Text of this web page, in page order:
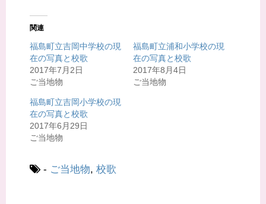
t
t
e
r
で
共
有
新
し
い
ウ
ィ
ン
開
き
共
有
す
る
に
ッ
ク
し
て
く
新
し
関連
福島町立吉岡中学校の現
在の写真と校歌
2017年7月2日
ご当地物
福島町立浦和小学校の現
在の写真と校歌
2017年8月4日
ご当地物
福島町立吉岡小学校の現
在の写真と校歌
2017年6月29日
ご当地物
- ご当地物, 校歌